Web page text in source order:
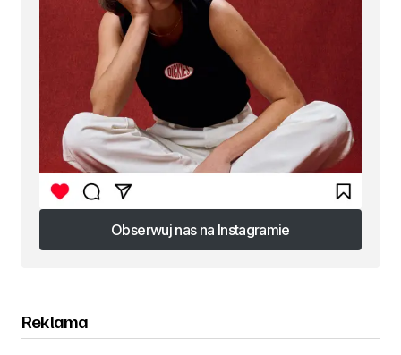
Obserwuj nas na Instagramie
Obserwuj nas na Instagramie
Reklama